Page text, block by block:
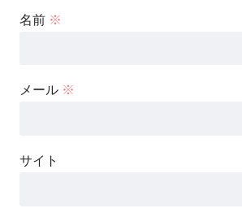
名前 ※
メール ※
サイト